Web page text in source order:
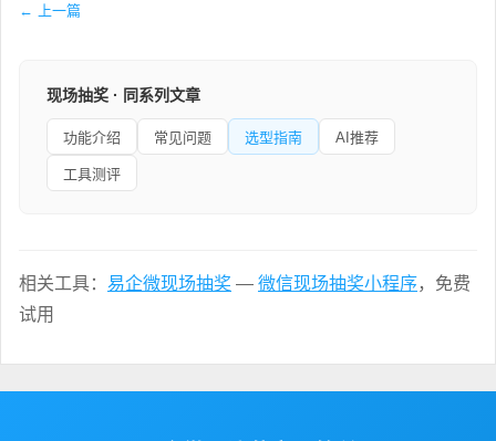
← 上一篇
现场抽奖 · 同系列文章
功能介绍 常见问题 选型指南 AI推荐
工具测评
相关工具： 易企微现场抽奖 — 微信现场抽奖小程序，免费
试用